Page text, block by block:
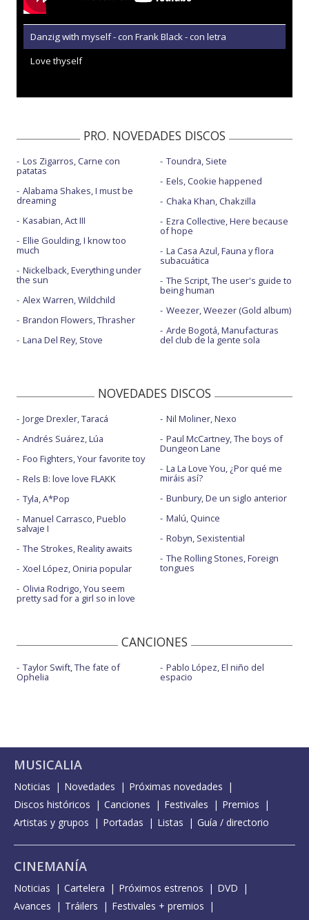
Danzig with myself - con Frank Black - con letra
Love thyself
PRO. NOVEDADES DISCOS
Los Zigarros, Carne con
patatas
Alabama Shakes, I must be
dreaming
Kasabian, Act III
Ellie Goulding, I know too
much
Nickelback, Everything under
the sun
Alex Warren, Wildchild
Brandon Flowers, Thrasher
Lana Del Rey, Stove
Toundra, Siete
Eels, Cookie happened
Chaka Khan, Chakzilla
Ezra Collective, Here because
of hope
La Casa Azul, Fauna y flora
subacuática
The Script, The user's guide to
being human
Weezer, Weezer (Gold album)
Arde Bogotá, Manufacturas
del club de la gente sola
NOVEDADES DISCOS
Jorge Drexler, Taracá
Andrés Suárez, Lúa
Foo Fighters, Your favorite toy
Rels B: love love FLAKK
Tyla, A*Pop
Manuel Carrasco, Pueblo
salvaje I
The Strokes, Reality awaits
Xoel López, Oniria popular
Olivia Rodrigo, You seem
pretty sad for a girl so in love
Nil Moliner, Nexo
Paul McCartney, The boys of
Dungeon Lane
La La Love You, ¿Por qué me
miráis así?
Bunbury, De un siglo anterior
Malú, Quince
Robyn, Sexistential
The Rolling Stones, Foreign
tongues
CANCIONES
Taylor Swift, The fate of
Ophelia
Pablo López, El niño del
espacio
MUSICALIA
Noticias Novedades
Próximas novedades
Discos históricos
Canciones Festivales
Premios
Artistas y grupos
Portadas Listas Guía / directorio
CINEMANÍA
Noticias Cartelera Próximos estrenos
DVD
Avances
Tráilers
Festivales + premios